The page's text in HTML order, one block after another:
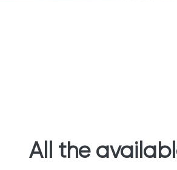
All the